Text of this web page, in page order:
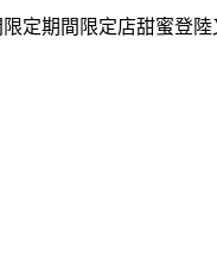
定期間限定店甜蜜登